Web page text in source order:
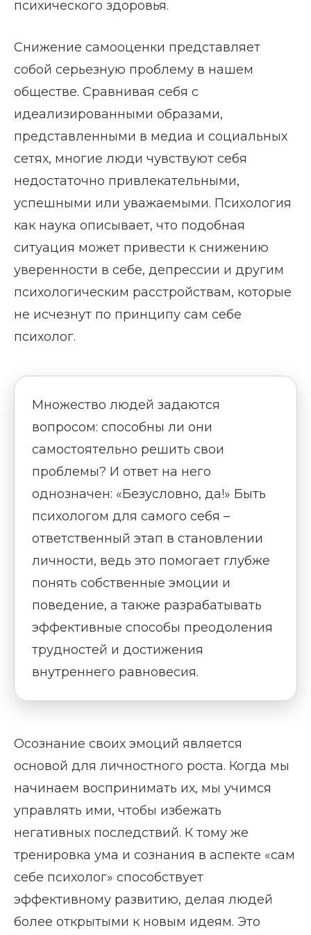
психического здоровья.
Снижение самооценки представляет
собой серьезную проблему в нашем
обществе. Сравнивая себя с
идеализированными образами,
представленными в медиа и социальных
сетях, многие люди чувствуют себя
недостаточно привлекательными,
успешными или уважаемыми. Психология
как наука описывает, что подобная
ситуация может привести к снижению
уверенности в себе, депрессии и другим
психологическим расстройствам, которые
не исчезнут по принципу сам себе
психолог.
Множество людей задаются
вопросом: способны ли они
самостоятельно решить свои
проблемы? И ответ на него
однозначен: «Безусловно, да!» Быть
психологом для самого себя –
ответственный этап в становлении
личности, ведь это помогает глубже
понять собственные эмоции и
поведение, а также разрабатывать
эффективные способы преодоления
трудностей и достижения
внутреннего равновесия.
Осознание своих эмоций является
основой для личностного роста. Когда мы
начинаем воспринимать их, мы учимся
управлять ими, чтобы избежать
негативных последствий. К тому же
тренировка ума и сознания в аспекте «сам
себе психолог» способствует
эффективному развитию, делая людей
более открытыми к новым идеям. Это